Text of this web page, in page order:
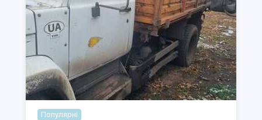
Популярні